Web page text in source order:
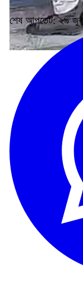
শেষ আপডেট: ২৯